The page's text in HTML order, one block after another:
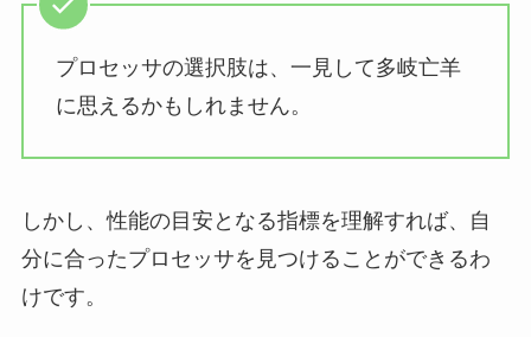
プロセッサの選択肢は、一見して多岐亡羊
に思えるかもしれません。
しかし、性能の目安となる指標を理解すれば、自
分に合ったプロセッサを見つけることができるわ
けです。